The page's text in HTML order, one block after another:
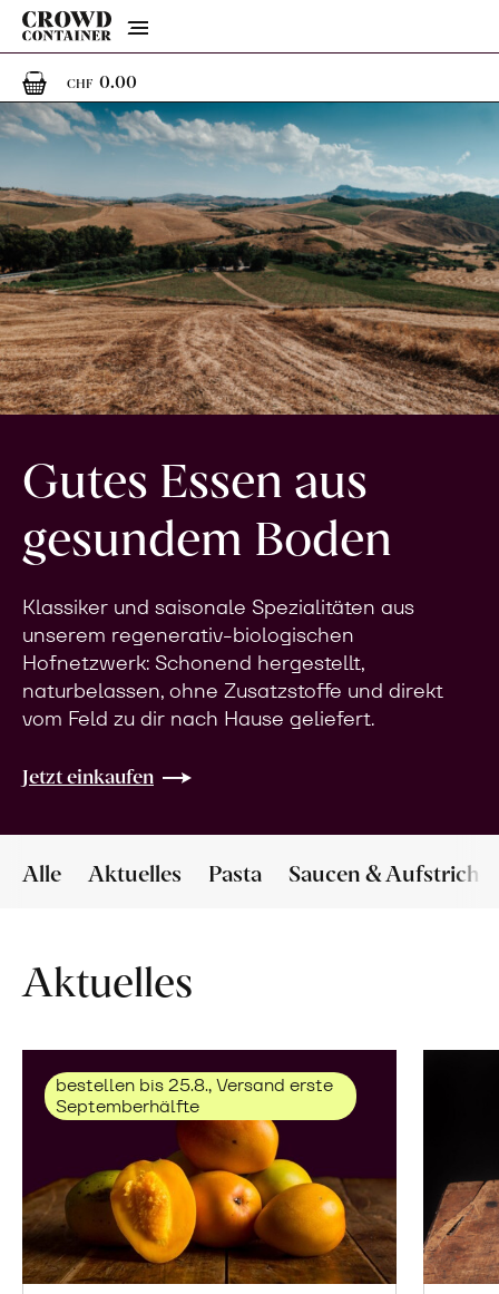
Menu
CHF 0.000 Artikel im Warenkorb
Gutes Essen aus
gesundem Boden
Klassiker und saisonale Spezialitäten aus
unserem regenerativ-biologischen
Hofnetzwerk: Schonend hergestellt,
naturbelassen, ohne Zusatzstoffe und direkt
vom Feld zu dir nach Hause geliefert.
Jetzt einkaufen
Alle Aktuelles Pasta Saucen & Aufstriche
Aktuelles
bestellen bis 25.8., Versand erste
Septemberhälfte